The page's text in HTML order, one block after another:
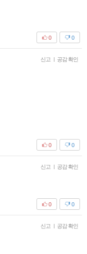
0
0
신고 | 공감 확인
0
0
신고 | 공감 확인
0
0
신고 | 공감 확인